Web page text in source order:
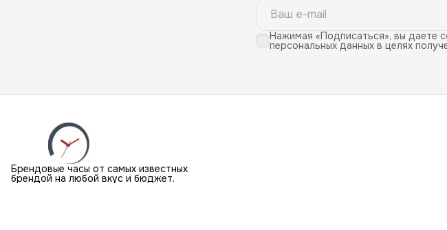
Нажимая «Подписаться», вы даете
персональных данных в целях
Брендовые часы от самых известных
брендой на любой вкус и бюджет.